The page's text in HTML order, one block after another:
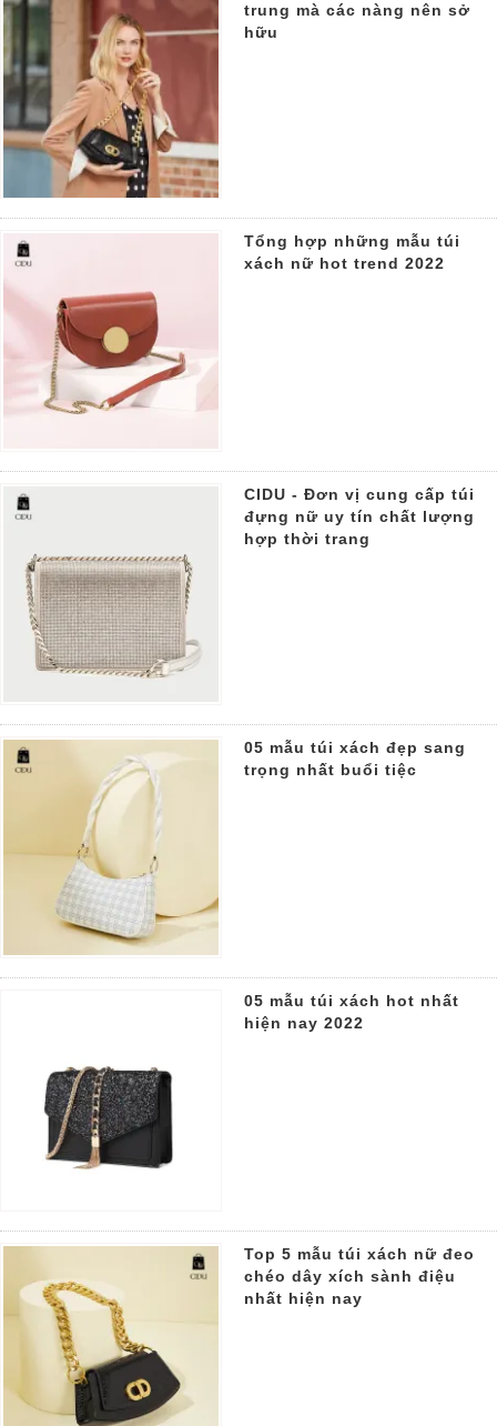
trung mà các nàng nên sở
hữu
Tổng hợp những mẫu túi
xách nữ hot trend 2022
CIDU - Đơn vị cung cấp túi
đựng nữ uy tín chất lượng
hợp thời trang
05 mẫu túi xách đẹp sang
trọng nhất buổi tiệc
05 mẫu túi xách hot nhất
hiện nay 2022
Top 5 mẫu túi xách nữ đeo
chéo dây xích sành điệu
nhất hiện nay